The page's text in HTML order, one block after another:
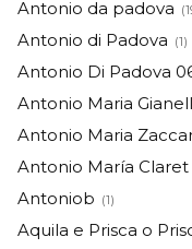
Antonio da padova
Antonio di Padova (1)
Antonio Di Padova
Antonio Maria
Antonio Maria
Antonio María Claret
Antoniob (1)
Aquila e Prisca o